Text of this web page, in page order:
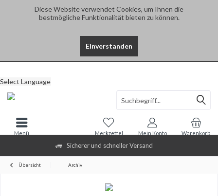
Diese Website verwendet Cookies, um Ihnen die
bestmögliche Funktionalität bieten zu können.
Einverstanden
Sicherer und schneller Versand
Select Language
Warenkorb
Merkzettel Mein Konto
Menü
Übersicht Archiv